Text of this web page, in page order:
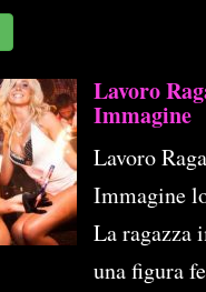
Lavoro
Immagine
Lavoro
Immagine
La ragazza
una figura